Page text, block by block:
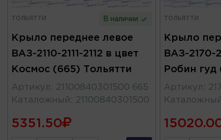
ТОЛЬЯТТИ В наличии
Крыло переднее левое
ВАЗ-2110-2111-2112 в цвет
Космос (665) Тольятти
Артикул : 21100840301500 665
Каталожный : 21100840301500
5351.50
ТОЛЬЯТТИ
Крыло
ВАЗ-2170-
Робин гуд
Артикул :